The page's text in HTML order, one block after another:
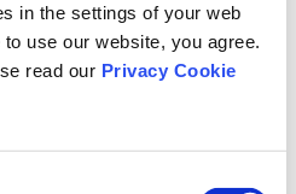
in the settings of your web
use our website, you agree.
read our Privacy Cookie